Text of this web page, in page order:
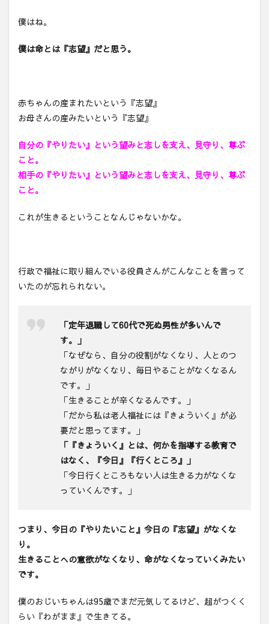
僕はね。
僕は命とは『志望』だと思う。
赤ちゃんの産まれたいという『志望』
お母さんの産みたいという『志望』
自分の『やりたい』という望みと志しを支え、見守り、尊ぶ
こと。
相手の『やりたい』という望みと志しを支え、見守り、尊ぶ
こと。
これが生きるということなんじゃないかな。
行政で福祉に取り組んでいる役員さんがこんなことを言って
いたのが忘れられない。
「定年退職して60代で死ぬ男性が多いんで
す。」
「なぜなら、自分の役割がなくなり、人とのつ
ながりがなくなり、毎日やることがなくなるん
です。」
「生きることが辛くなるんです。」
「だから私は老人福祉には『きょういく』が必
要だと思ってます。」
「『きょういく』とは、何かを指導する教育で
はなく、『今日』『行くところ』」
「今日行くところもない人は生きる力がなくな
っていくんです。」
つまり、今日の『やりたいこと』今日の『志望』がなくな
り。
生きることへの意欲がなくなり、命がなくなっていくみたい
です。
僕のおじいちゃんは95歳でまだ元気してるけど、超がつくく
らい『わがまま』で生きてる。